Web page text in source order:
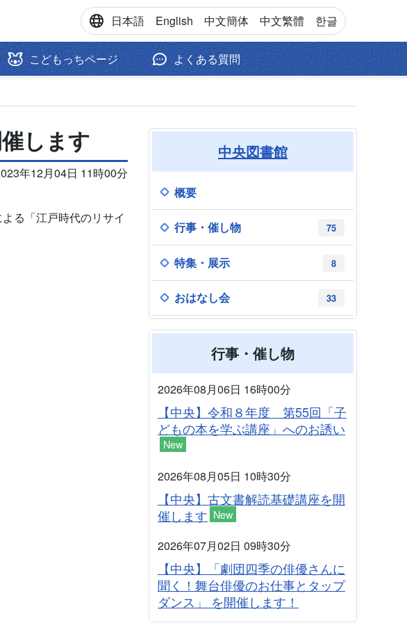
日本語 English 中文簡体 中文繁體 한글
こどもっちページ よくある質問
します
年12月04日 11時00分
る「江戸時代のリサイ
中央図書館
概要
75
行事・催し物
8
特集・展示
33
おはなし会
行事・催し物
2026年08月06日 16時00分
【中央】令和８年度 第55回「子
どもの本を学ぶ講座」へのお誘い
New
2026年08月05日 10時30分
【中央】古文書解読基礎講座を開
催します New
2026年07月02日 09時30分
【中央】「劇団四季の俳優さんに
聞く！舞台俳優のお仕事とタップ
ダンス」 を開催します！